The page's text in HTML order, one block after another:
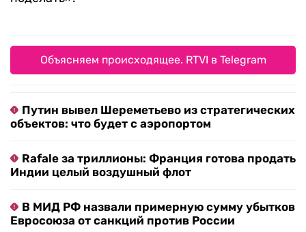
Объясняем происходящее. RTVI в Telegram
Путин вывел Шереметьево из стратегических
объектов: что будет с аэропортом
Rafale за триллионы: Франция готова продать
Индии целый воздушный флот
В МИД РФ назвали примерную сумму убытков
Евросоюза от санкций против России